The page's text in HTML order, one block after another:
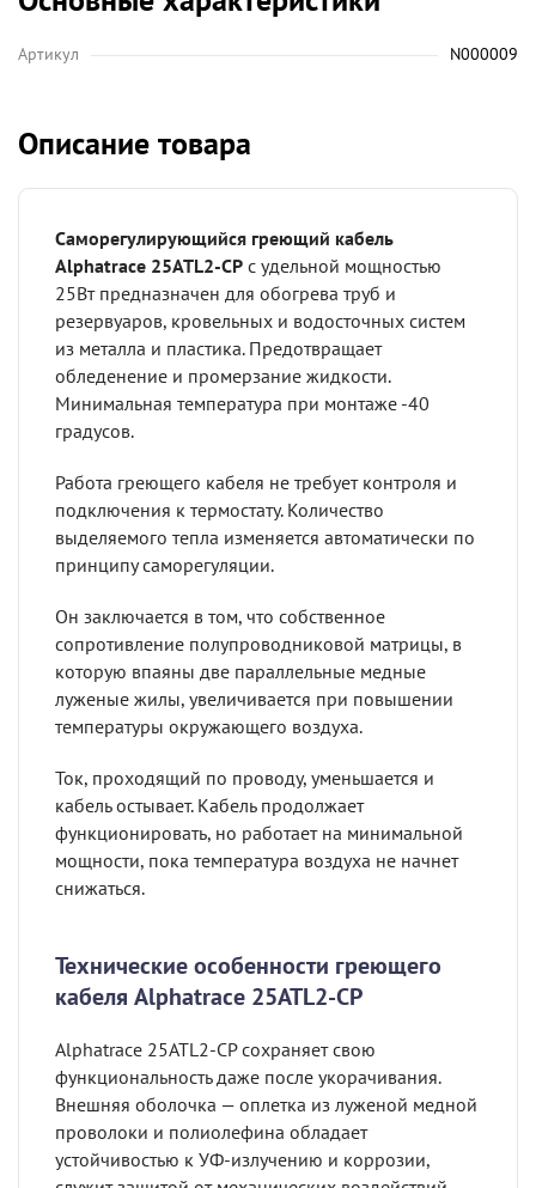
Артикул N000009
Описание товара
Саморегулирующийся греющий кабель
Alphatrace 25ATL2-CP с удельной мощностью
25Вт предназначен для обогрева труб и
резервуаров, кровельных и водосточных систем
из металла и пластика. Предотвращает
обледенение и промерзание жидкости.
Минимальная температура при монтаже -40
градусов.
Работа греющего кабеля не требует контроля и
подключения к термостату. Количество
выделяемого тепла изменяется автоматически по
принципу саморегуляции.
Он заключается в том, что собственное
сопротивление полупроводниковой матрицы, в
которую впаяны две параллельные медные
луженые жилы, увеличивается при повышении
температуры окружающего воздуха.
Ток, проходящий по проводу, уменьшается и
кабель остывает. Кабель продолжает
функционировать, но работает на минимальной
мощности, пока температура воздуха не начнет
снижаться.
Технические особенности греющего
кабеля Alphatrace 25ATL2-CP
Alphatrace 25ATL2-CP сохраняет свою
функциональность даже после укорачивания.
Внешняя оболочка — оплетка из луженой медной
проволоки и полиолефина обладает
устойчивостью к УФ-излучению и коррозии,